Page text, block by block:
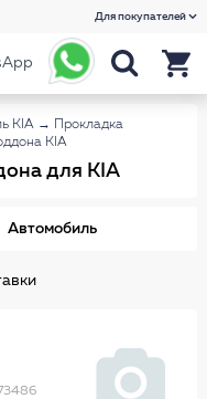
Для покупателей
KIA →
Прокладка
KIA
для KIA
Автомобиль